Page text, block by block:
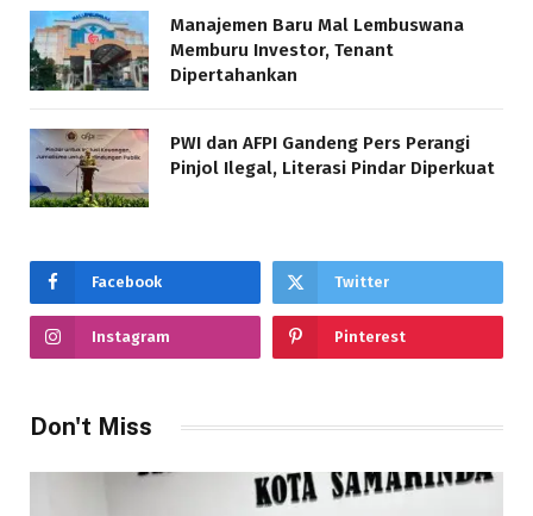
Manajemen Baru Mal Lembuswana
Memburu Investor, Tenant
Dipertahankan
PWI dan AFPI Gandeng Pers Perangi
Pinjol Ilegal, Literasi Pindar Diperkuat
Facebook Twitter
Instagram Pinterest
Don't Miss